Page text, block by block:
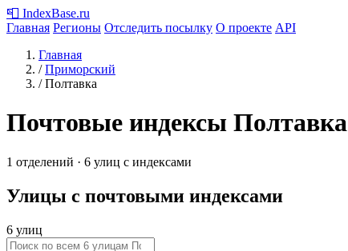
📮 IndexBase.ru
Главная Регионы Отследить посылку О проекте API
Главная
/ Приморский
/ Полтавка
Почтовые индексы Полтавка
1 отделений · 6 улиц с индексами
Улицы с почтовыми индексами
6 улиц